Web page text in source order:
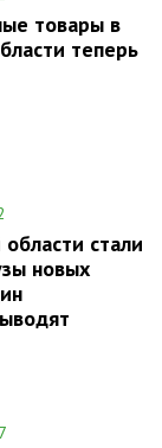
товары в
теперь
стали
новых